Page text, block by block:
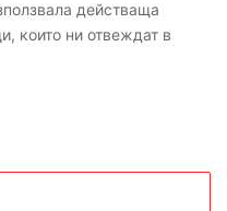
действаща
които ни отвеждат в